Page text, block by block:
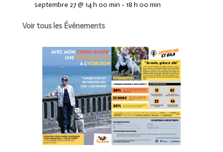
septembre 27 @ 14 h 00 min - 18 h 00 min
Voir tous les Évènements